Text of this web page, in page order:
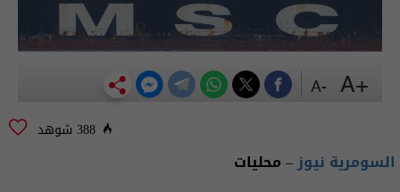
388 شوهد
السومرية نيوز– محليات
+A
-A